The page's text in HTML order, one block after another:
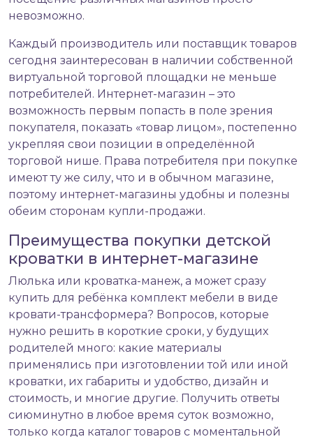
невозможно.
Каждый производитель или поставщик товаров
сегодня заинтересован в наличии собственной
виртуальной торговой площадки не меньше
потребителей. Интернет-магазин – это
возможность первым попасть в поле зрения
покупателя, показать «товар лицом», постепенно
укрепляя свои позиции в определённой
торговой нише. Права потребителя при покупке
имеют ту же силу, что и в обычном магазине,
поэтому интернет-магазины удобны и полезны
обеим сторонам купли-продажи.
Преимущества покупки детской
кроватки в интернет-магазине
Люлька или кроватка-манеж, а может сразу
купить для ребёнка комплект мебели в виде
кровати-трансформера? Вопросов, которые
нужно решить в короткие сроки, у будущих
родителей много: какие материалы
применялись при изготовлении той или иной
кроватки, их габариты и удобство, дизайн и
стоимость, и многие другие. Получить ответы
сиюминутно в любое время суток возможно,
только когда каталог товаров с моментальной